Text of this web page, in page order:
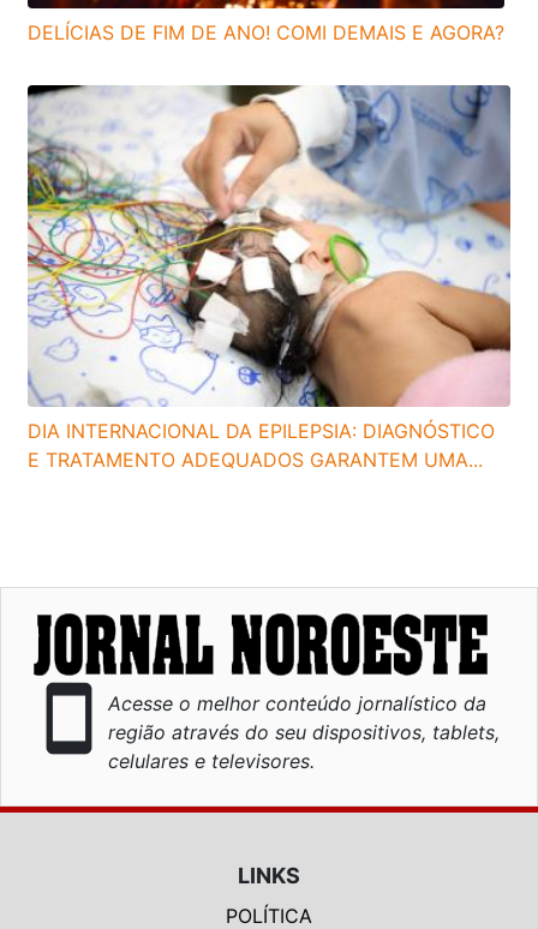
DELÍCIAS DE FIM DE ANO! COMI DEMAIS E AGORA?
DIA INTERNACIONAL DA EPILEPSIA: DIAGNÓSTICO
E TRATAMENTO ADEQUADOS GARANTEM UMA...
smartphone
Acesse o melhor conteúdo jornalístico da
região através do seu dispositivos, tablets,
celulares e televisores.
LINKS
POLÍTICA